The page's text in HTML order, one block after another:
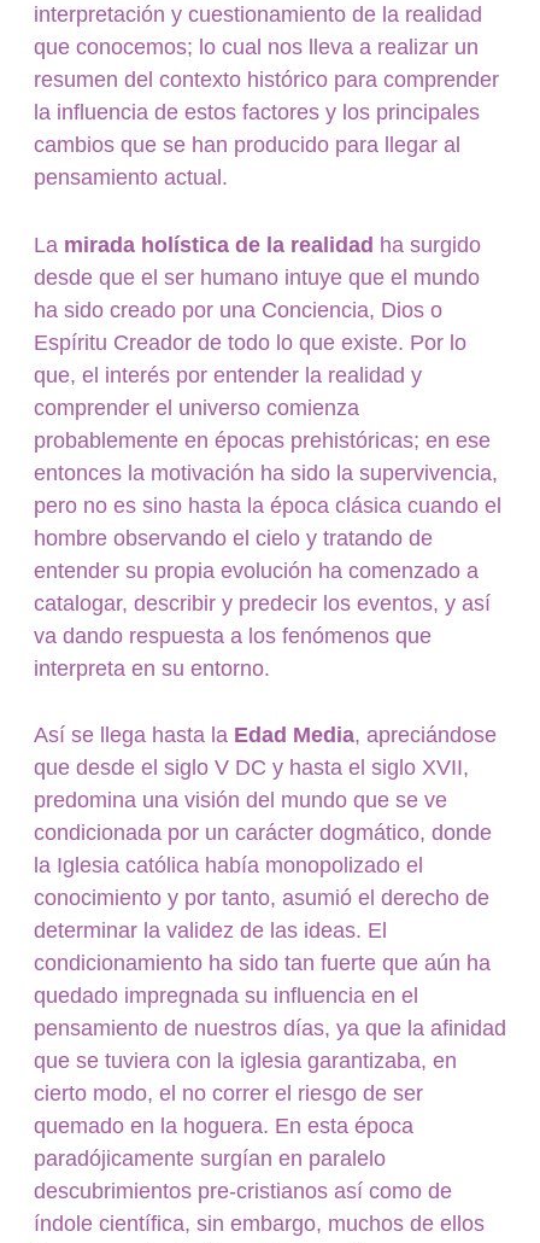
interpretación y cuestionamiento de la realidad
que conocemos; lo cual nos lleva a realizar un
resumen del contexto histórico para comprender
la influencia de estos factores y los principales
cambios que se han producido para llegar al
pensamiento actual.
La mirada holística de la realidad ha surgido
desde que el ser humano intuye que el mundo
ha sido creado por una Conciencia, Dios o
Espíritu Creador de todo lo que existe. Por lo
que, el interés por entender la realidad y
comprender el universo comienza
probablemente en épocas prehistóricas; en ese
entonces la motivación ha sido la supervivencia,
pero no es sino hasta la época clásica cuando el
hombre observando el cielo y tratando de
entender su propia evolución ha comenzado a
catalogar, describir y predecir los eventos, y así
va dando respuesta a los fenómenos que
interpreta en su entorno.
Así se llega hasta la Edad Media, apreciándose
que desde el siglo V DC y hasta el siglo XVII,
predomina una visión del mundo que se ve
condicionada por un carácter dogmático, donde
la Iglesia católica había monopolizado el
conocimiento y por tanto, asumió el derecho de
determinar la validez de las ideas. El
condicionamiento ha sido tan fuerte que aún ha
quedado impregnada su influencia en el
pensamiento de nuestros días, ya que la afinidad
que se tuviera con la iglesia garantizaba, en
cierto modo, el no correr el riesgo de ser
quemado en la hoguera. En esta época
paradójicamente surgían en paralelo
descubrimientos pre-cristianos así como de
índole científica, sin embargo, muchos de ellos